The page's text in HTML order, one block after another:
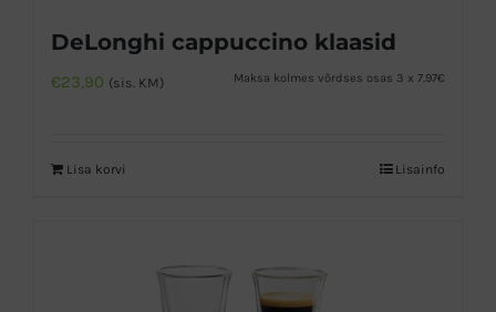
DeLonghi cappuccino klaasid
€23,90 (sis. KM) Maksa kolmes võrdses osas 3 x 7.97€
Lisa korvi Lisainfo